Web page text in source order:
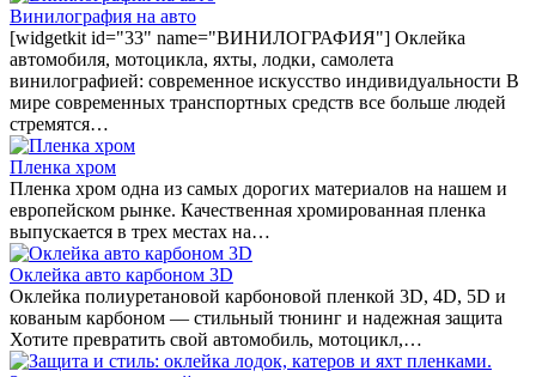
Винилография на авто
[widgetkit id="33" name="ВИНИЛОГРАФИЯ"] Оклейка
автомобиля, мотоцикла, яхты, лодки, самолета
винилографией: современное искусство индивидуальности В
мире современных транспортных средств все больше людей
стремятся…
Пленка хром
Пленка хром одна из самых дорогих материалов на нашем и
европейском рынке. Качественная хромированная пленка
выпускается в трех местах на…
Оклейка авто карбоном 3D
Оклейка полиуретановой карбоновой пленкой 3D, 4D, 5D и
кованым карбоном — стильный тюнинг и надежная защита
Хотите превратить свой автомобиль, мотоцикл,…